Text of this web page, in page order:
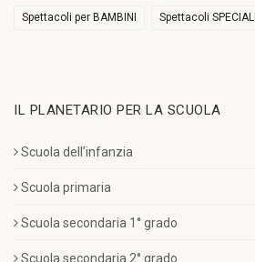
Spettacoli per BAMBINI Spettacoli SPECIALI
IL PLANETARIO PER LA SCUOLA
Scuola dell’infanzia
Scuola primaria
Scuola secondaria 1° grado
Scuola secondaria 2° grado